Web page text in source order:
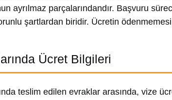
ayrılmaz parçalarındandır. Başvuru
şartlardan biridir. Ücretin
Ücret Bilgileri
teslim edilen evraklar arasında, vize